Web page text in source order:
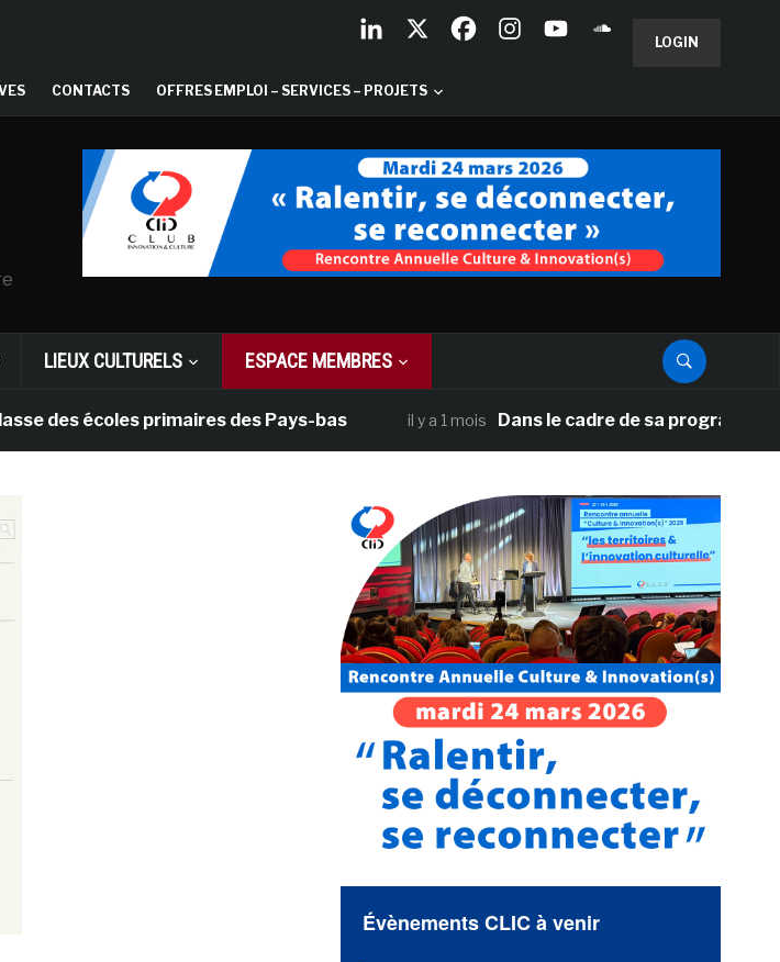
LOGIN
CONTACTS OFFRES EMPLOI – SERVICES – PROJETS
LIEUX CULTURELS ESPACE MEMBRES
écoles primaires des Pays-bas il y a 1 mois Dans le cadre de sa programmation
Évènements CLIC à venir